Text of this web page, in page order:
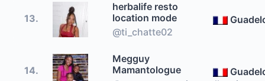
13.
herbalife resto
location mode
@ti_chatte02
14.
Megguy
Mamantologue